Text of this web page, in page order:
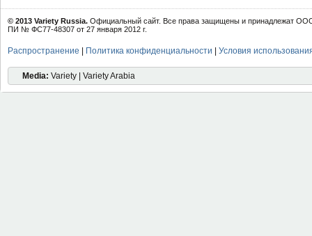
© 2013 Variety Russia. Официальный сайт. Все права защищены и принадлежат
ПИ № ФС77-48307 от 27 января 2012 г.
Распространение Политика конфиденциальности Условия
Media: Variety | Variety Arabia